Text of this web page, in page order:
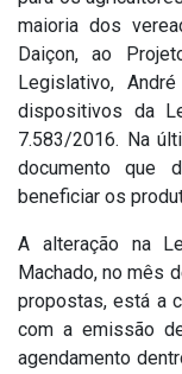
maioria dos
Daiçon, ao
Legislativo,
dispositivos da
7.583/2016. Na
documento que
beneficiar os
A alteração na
Machado, no mês
propostas, está a
com a emissão
agendamento